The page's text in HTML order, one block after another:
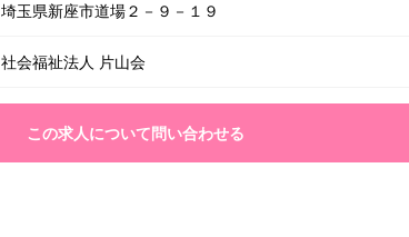
埼玉県新座市道場２－９－１９
社会福祉法人 片山会
この求人について問い合わせる